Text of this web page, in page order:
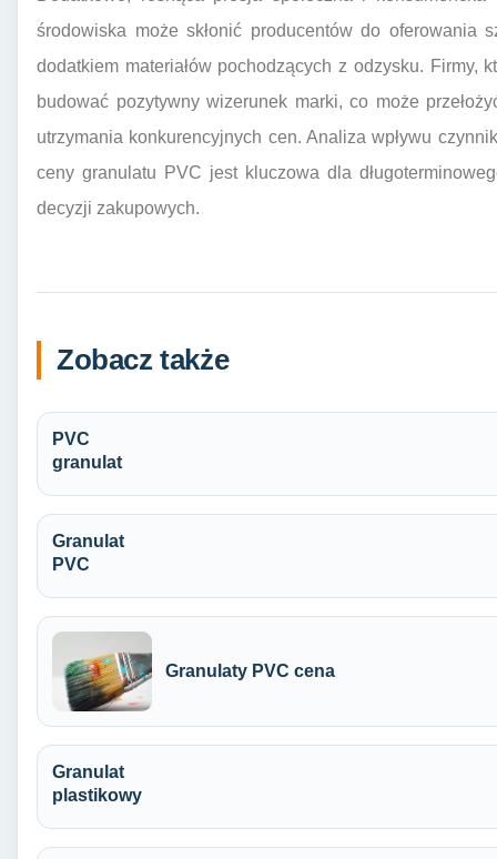
środowiska może skłonić producentów do oferowania
dodatkiem materiałów pochodzących z odzysku. Firmy,
budować pozytywny wizerunek marki, co może
utrzymania konkurencyjnych cen. Analiza wpływu
ceny granulatu PVC jest kluczowa dla
decyzji zakupowych.
Zobacz także
PVC
granulat
Granulat
PVC
Granulaty PVC cena
Granulat
plastikowy